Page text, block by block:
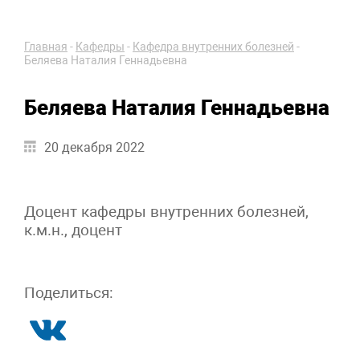
Главная - Кафедры - Кафедра внутренних болезней -
Беляева Наталия Геннадьевна
Беляева Наталия Геннадьевна
20 декабря 2022
Доцент кафедры внутренних болезней,
к.м.н., доцент
Поделиться: